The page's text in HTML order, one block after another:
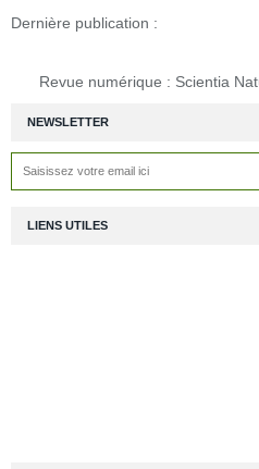
NEWSLETTER
Dernière publication :
Revue numérique : Scientia
LIENS UTILES